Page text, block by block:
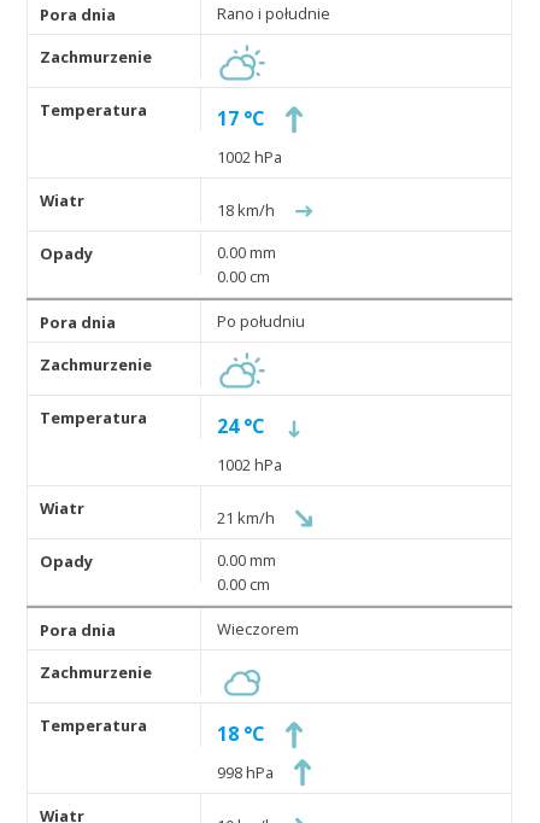
Rano i południe
17 °C
1002 hPa
18 km/h
0.00 mm
0.00 cm
Po południu
24 °C
1002 hPa
21 km/h
0.00 mm
0.00 cm
Wieczorem
18 °C
998 hPa